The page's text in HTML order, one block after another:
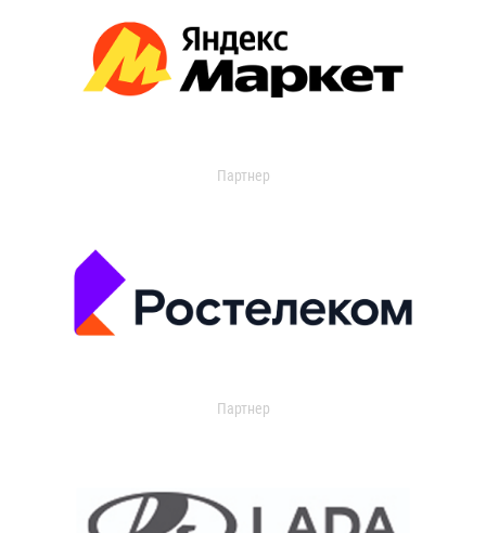
Партнер
Партнер